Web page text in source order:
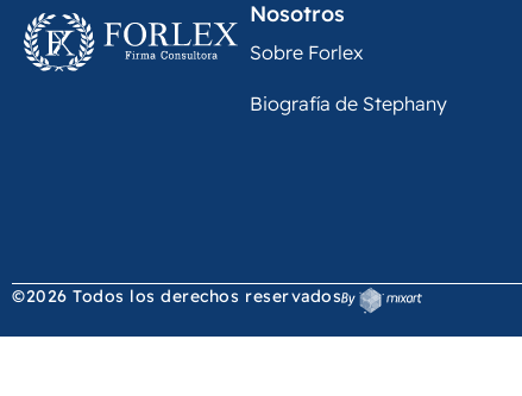
Nosotros
Sobre Forlex
Biografía de Stephany
©2026 Todos los derechos reservados